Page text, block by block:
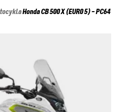
HondaCB 500 X (EUR0 5) - PC64